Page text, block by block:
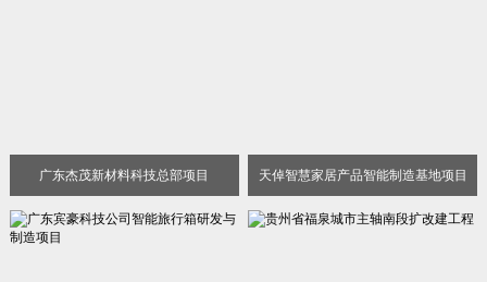
广东杰茂新材料科技总部项目 天倬智慧家居产品智能制造基地项目